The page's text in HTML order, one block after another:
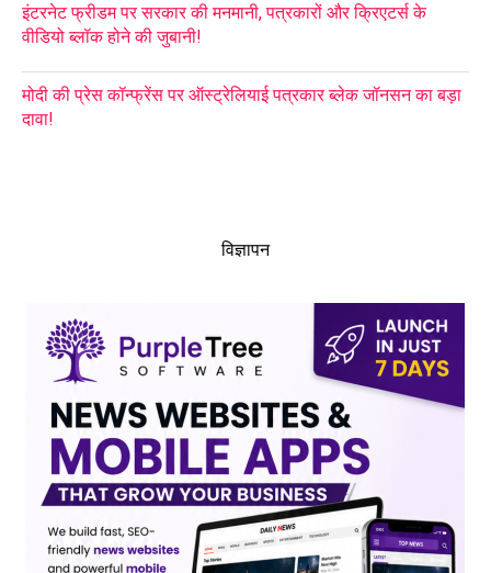
इंटरनेट फ्रीडम पर सरकार की मनमानी, पत्रकारों और क्रिएटर्स के
वीडियो ब्लॉक होने की जुबानी!
मोदी की प्रेस कॉन्फ्रेंस पर ऑस्ट्रेलियाई पत्रकार ब्लेक जॉनसन का बड़ा
दावा!
विज्ञापन